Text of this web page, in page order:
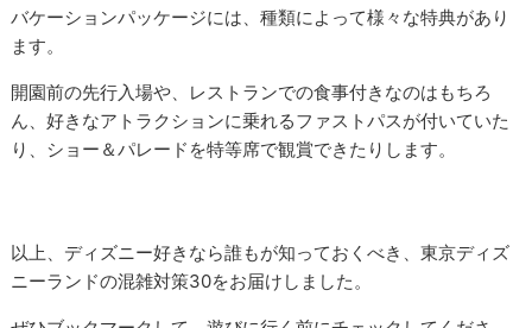
バケーションパッケージには、種類によって様々な特典があり
ます。
開園前の先行入場や、レストランでの食事付きなのはもちろ
ん、好きなアトラクションに乗れるファストパスが付いていた
り、ショー＆パレードを特等席で観賞できたりします。
以上、ディズニー好きなら誰もが知っておくべき、東京ディズ
ニーランドの混雑対策30をお届けしました。